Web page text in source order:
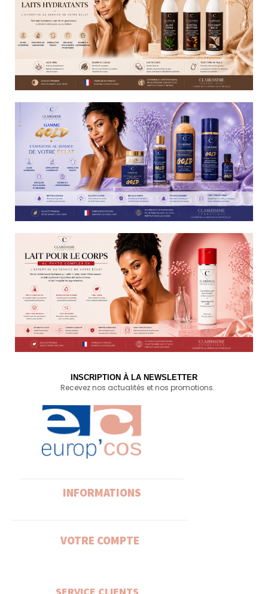
INSCRIPTION À LA NEWSLETTER
Recevez nos actualités et nos promotions.
INFORMATIONS
VOTRE COMPTE
SERVICE CLIENTS